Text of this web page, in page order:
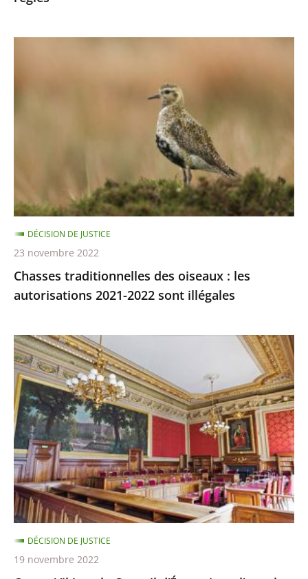
2022
sont
illégales
Chasses traditionnelles des oiseaux : les
autorisations 2021-2022 sont illégales
DÉCISION DE JUSTICE
23 novembre 2022
Ocean
Viking
:
le
Conseil
d’État
rejette
l’appel
demandant
qu’il
soit
mis
fin,
DÉCISION DE JUSTICE
19 novembre 2022